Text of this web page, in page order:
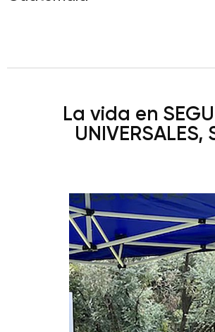
La vida en
UNIVERSALES,